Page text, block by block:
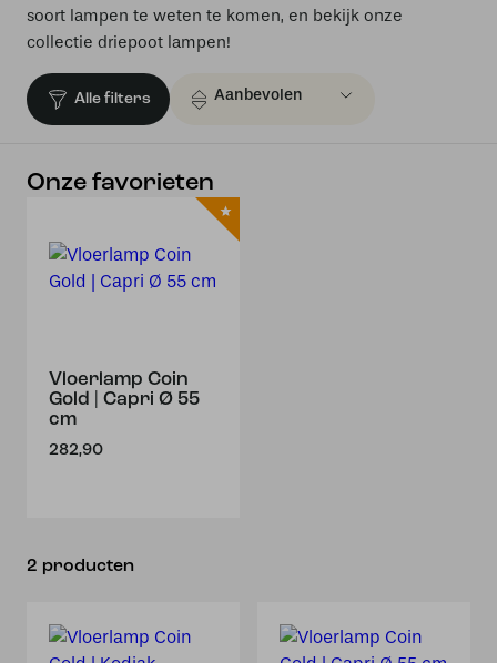
soort lampen te weten te komen, en bekijk onze
collectie driepoot lampen!
Alle filters
Onze favorieten
Vloerlamp Coin
Gold | Capri Ø 55
cm
282,90
2 producten